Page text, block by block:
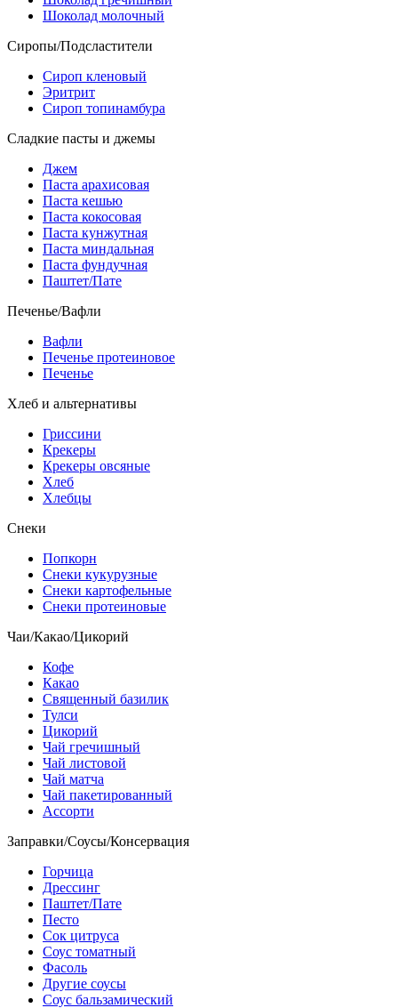
Шоколад молочный
Сиропы/Подсластители
Сироп кленовый
Эритрит
Сироп топинамбура
Сладкие пасты и джемы
Джем
Паста арахисовая
Паста кешью
Паста кокосовая
Паста кунжутная
Паста миндальная
Паста фундучная
Паштет/Пате
Печенье/Вафли
Вафли
Печенье протеиновое
Печенье
Хлеб и альтернативы
Гриссини
Крекеры
Крекеры овсяные
Хлеб
Хлебцы
Снеки
Попкорн
Снеки кукурузные
Снеки картофельные
Снеки протеиновые
Чаи/Какао/Цикорий
Кофе
Какао
Священный базилик
Тулси
Цикорий
Чай гречишный
Чай листовой
Чай матча
Чай пакетированный
Ассорти
Заправки/Соусы/Консервация
Горчица
Дрессинг
Паштет/Пате
Песто
Сок цитруса
Соус томатный
Фасоль
Другие соусы
Соус бальзамический